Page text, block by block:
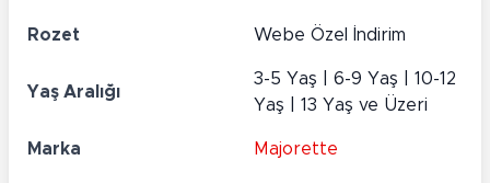
Rozet Webe Özel İndirim
Yaş Aralığı
3-5 Yaş | 6-9 Yaş | 10-12
Yaş | 13 Yaş ve Üzeri
Marka Majorette